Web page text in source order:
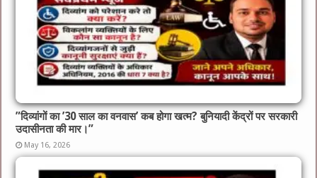
​”दिव्यांगों का ’30 साल का वनवास’ कब होगा खत्म? बुनियादी केंद्रों पर सरकारी
उदासीनता की मार।”
May 16, 2026